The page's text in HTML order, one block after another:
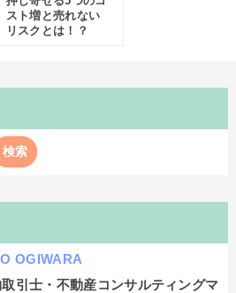
スト増と売れない
リスクとは！？
OGIWARA
取引士・不動産コンサルティングマ